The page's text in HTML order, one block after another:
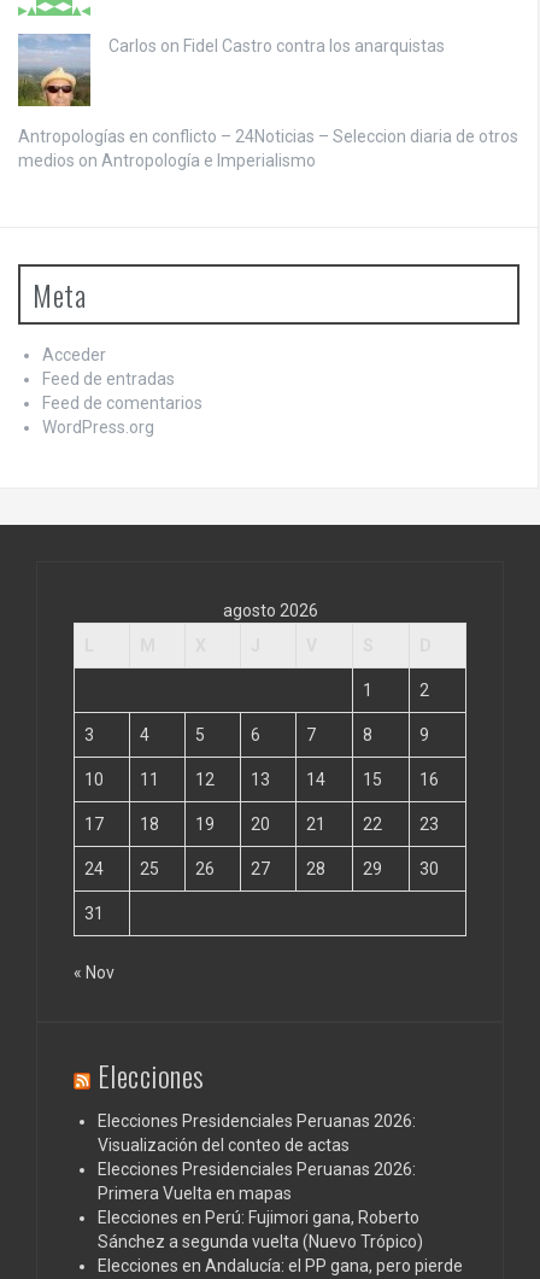
Carlos on Fidel Castro contra los anarquistas
Antropologías en conflicto – 24Noticias – Seleccion diaria de otros
medios on Antropología e Imperialismo
Meta
Acceder
Feed de entradas
Feed de comentarios
WordPress.org
agosto 2026
1 2
3 4 5 6 7 8 9
10 11 12 13 14 15 16
17 18 19 20 21 22 23
24 25 26 27 28 29 30
31
« Nov
Elecciones
Elecciones Presidenciales Peruanas 2026:
Visualización del conteo de actas
Elecciones Presidenciales Peruanas 2026:
Primera Vuelta en mapas
Elecciones en Perú: Fujimori gana, Roberto
Sánchez a segunda vuelta (Nuevo Trópico)
Elecciones en Andalucía: el PP gana, pero pierde